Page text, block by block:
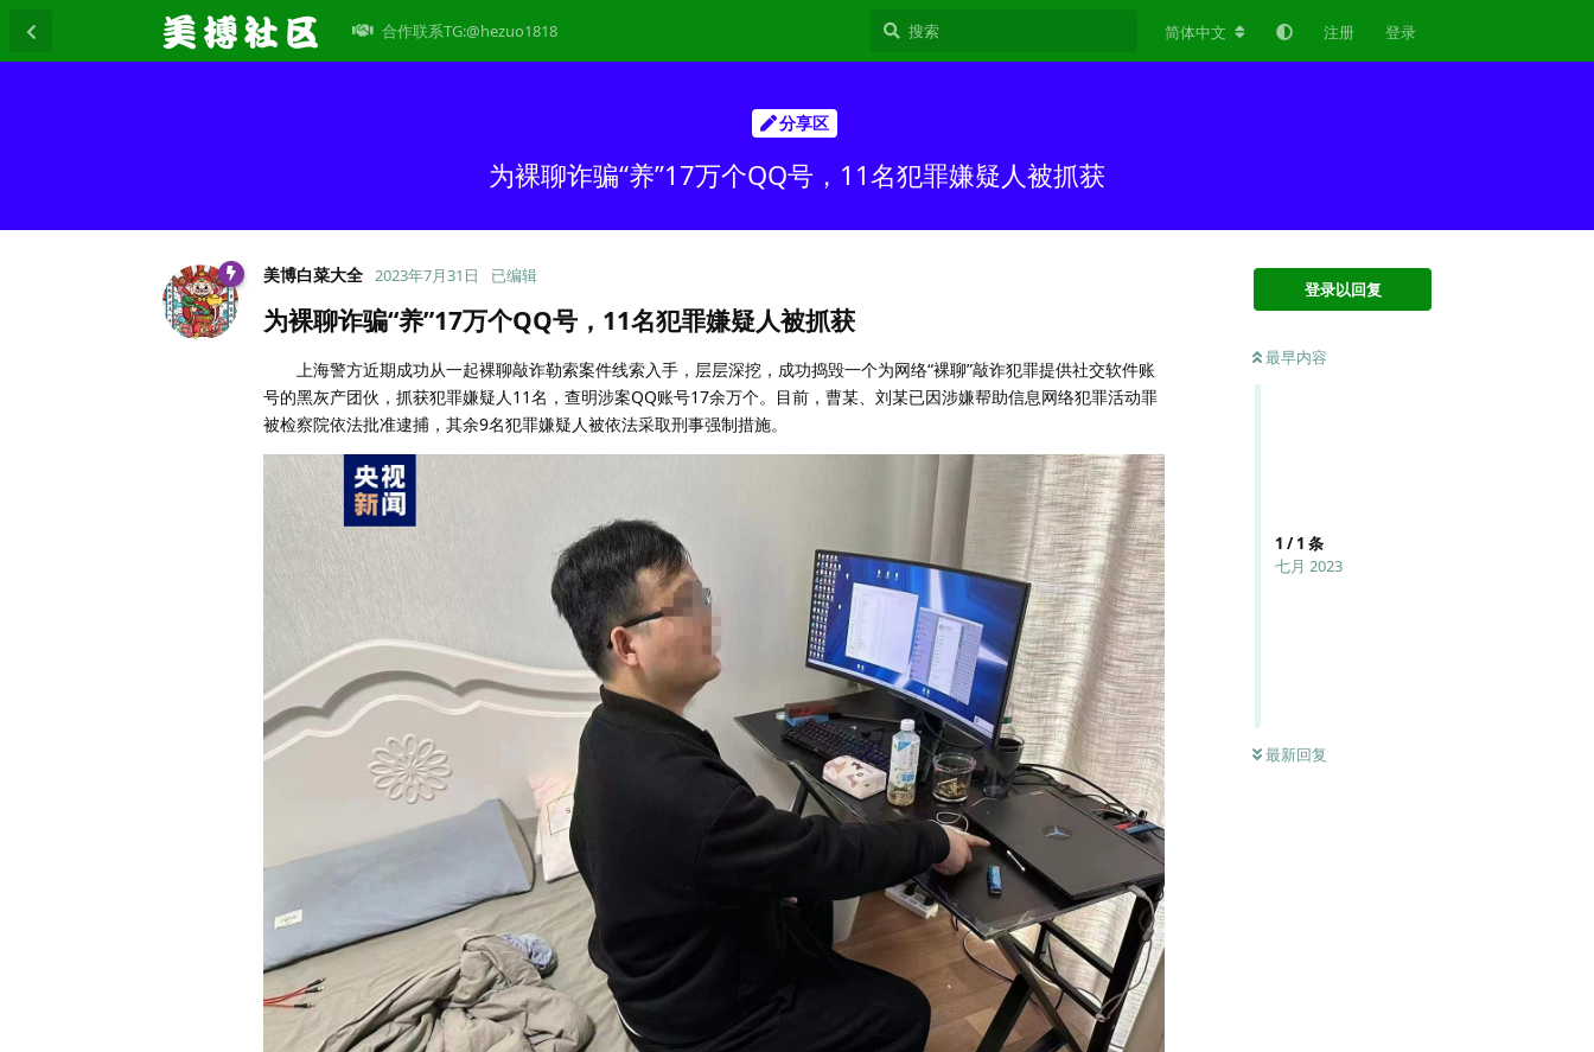
合作联系TG:@hezuo1818 简体中文 注册 登录
分享区
为裸聊诈骗“养”17万个QQ号，11名犯罪嫌疑人被抓获
登录以回复
最早内容
1 /1 条
七月 2023
最新回复
美博白菜大全 2023年7月31日 已编辑
为裸聊诈骗“养”17万个QQ号，11名犯罪嫌疑人被抓获
上海警方近期成功从一起裸聊敲诈勒索案件线索入手，层层深挖，成功捣毁一个为网络“裸聊”敲诈犯罪提供社交软件账
号的黑灰产团伙，抓获犯罪嫌疑人11名，查明涉案QQ账号17余万个。目前，曹某、刘某已因涉嫌帮助信息网络犯罪活动罪
被检察院依法批准逮捕，其余9名犯罪嫌疑人被依法采取刑事强制措施。